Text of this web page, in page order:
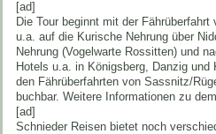
[ad]
Die Tour beginnt mit der
u.a. auf die Kurische Nehrung über
Nehrung (Vogelwarte Rossitten) und
Hotels u.a. in Königsberg, Danzig
den Fährüberfahrten von Sassnitz/
buchbar. Weitere Informationen zu
[ad]
Schnieder Reisen bietet noch